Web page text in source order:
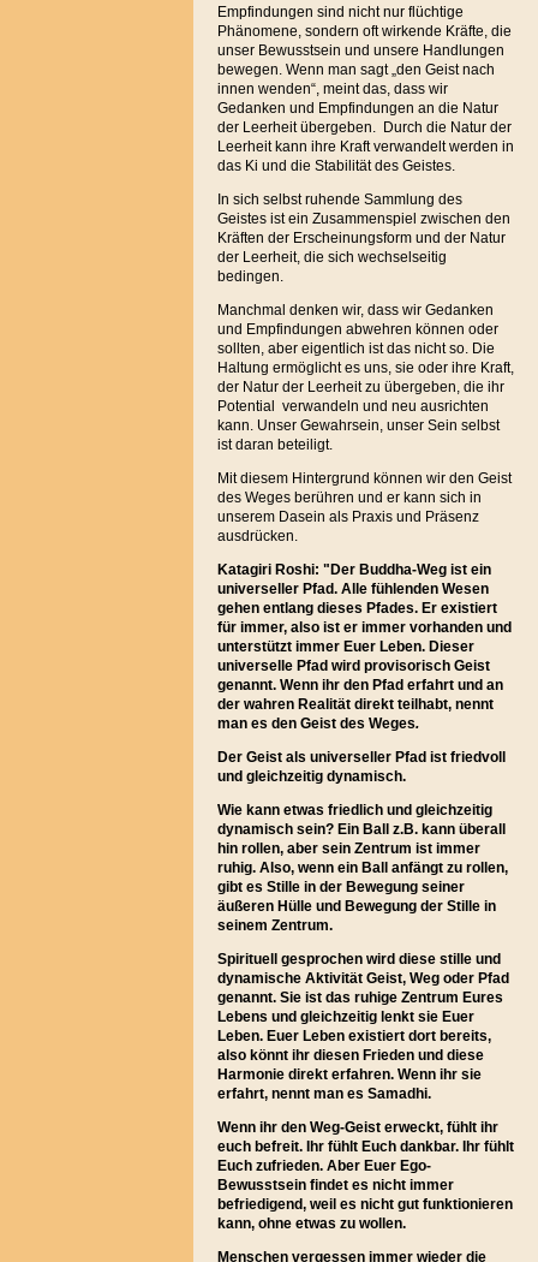
Empfindungen sind nicht nur flüchtige
Phänomene, sondern oft wirkende Kräfte, die
unser Bewusstsein und unsere Handlungen
bewegen. Wenn man sagt „den Geist nach
innen wenden“, meint das, dass wir
Gedanken und Empfindungen an die Natur
der Leerheit übergeben. Durch die Natur der
Leerheit kann ihre Kraft verwandelt werden in
das Ki und die Stabilität des Geistes.
In sich selbst ruhende Sammlung des
Geistes ist ein Zusammenspiel zwischen den
Kräften der Erscheinungsform und der Natur
der Leerheit, die sich wechselseitig
bedingen.
Manchmal denken wir, dass wir Gedanken
und Empfindungen abwehren können oder
sollten, aber eigentlich ist das nicht so. Die
Haltung ermöglicht es uns, sie oder ihre Kraft,
der Natur der Leerheit zu übergeben, die ihr
Potential verwandeln und neu ausrichten
kann. Unser Gewahrsein, unser Sein selbst
ist daran beteiligt.
Mit diesem Hintergrund können wir den Geist
des Weges berühren und er kann sich in
unserem Dasein als Praxis und Präsenz
ausdrücken.
Katagiri Roshi: "Der Buddha-Weg ist ein
universeller Pfad. Alle fühlenden Wesen
gehen entlang dieses Pfades. Er existiert
für immer, also ist er immer vorhanden und
unterstützt immer Euer Leben. Dieser
universelle Pfad wird provisorisch Geist
genannt. Wenn ihr den Pfad erfahrt und an
der wahren Realität direkt teilhabt, nennt
man es den Geist des Weges.
Der Geist als universeller Pfad ist friedvoll
und gleichzeitig dynamisch.
Wie kann etwas friedlich und gleichzeitig
dynamisch sein? Ein Ball z.B. kann überall
hin rollen, aber sein Zentrum ist immer
ruhig. Also, wenn ein Ball anfängt zu rollen,
gibt es Stille in der Bewegung seiner
äußeren Hülle und Bewegung der Stille in
seinem Zentrum.
Spirituell gesprochen wird diese stille und
dynamische Aktivität Geist, Weg oder Pfad
genannt. Sie ist das ruhige Zentrum Eures
Lebens und gleichzeitig lenkt sie Euer
Leben. Euer Leben existiert dort bereits,
also könnt ihr diesen Frieden und diese
Harmonie direkt erfahren. Wenn ihr sie
erfahrt, nennt man es Samadhi.
Wenn ihr den Weg-Geist erweckt, fühlt ihr
euch befreit. Ihr fühlt Euch dankbar. Ihr fühlt
Euch zufrieden. Aber Euer Ego-
Bewusstsein findet es nicht immer
befriedigend, weil es nicht gut funktionieren
kann, ohne etwas zu wollen.
Menschen vergessen immer wieder die